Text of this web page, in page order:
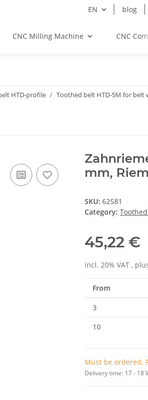
EN blog
CNC Milling Machine CNC
HTD-profile
Toothed belt HTD-5M for belt
mm,
SKU: 62581
Category:
45,22 €
incl. 20% VAT ,
From
3
10
Must be ordered.
Delivery time: 17 - 18